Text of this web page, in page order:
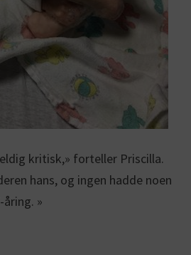
kritisk,» forteller Priscilla.
hans, og ingen hadde noen
»